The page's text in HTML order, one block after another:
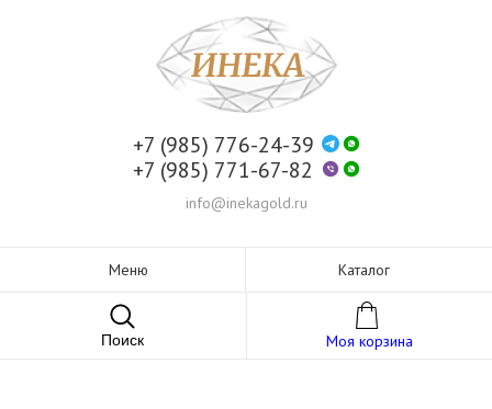
+7 (985) 776-24-39
+7 (985) 771-67-82
info@inekagold.ru
Меню Каталог
Поиск Моя корзина